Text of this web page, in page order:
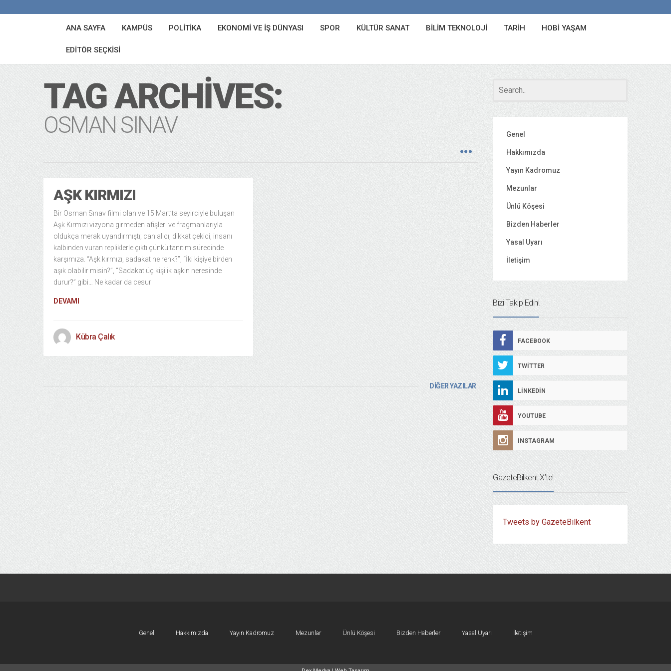
ANA SAYFA KAMPÜS POLITIKA EKONOMI VE İŞ DÜNYASI SPOR KÜLTÜR SANAT BILIM TEKNOLOJI TARIH HOBI YAŞAM
EDITÖR SEÇKISI
TAG ARCHIVES:
OSMAN SINAV
AŞK KIRMIZI
Bir Osman Sınav filmi olan ve 15 Mart’ta seyirciyle buluşan
Aşk Kırmızı vizyona girmeden afişleri ve fragmanlarıyla
oldukça merak uyandırmıştı; can alıcı, dikkat çekici, insanı
kalbinden vuran repliklerle çıktı çünkü tanıtım sürecinde
karşımıza. “Aşk kırmızı, sadakat ne renk?”, “İki kişiye birden
aşık olabilir misin?”, “Sadakat üç kişilik aşkın neresinde
durur?” gibi… Ne kadar da cesur
DEVAMI
Kübra Çalık
DİĞER YAZILAR
Genel
Hakkımızda
Yayın Kadromuz
Mezunlar
Ünlü Köşesi
Bizden Haberler
Yasal Uyarı
İletişim
Bizi Takip Edin!
FACEBOOK
TWITTER
LINKEDIN
YOUTUBE
INSTAGRAM
GazeteBilkent X’te!
Tweets by GazeteBilkent
Genel Hakkımızda Yayın Kadromuz Mezunlar Ünlü Köşesi Bizden Haberler Yasal Uyarı İletişim